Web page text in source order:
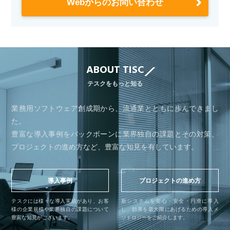
Webからのお問い合わせ
ABOUT TISC
テスクをもっと知る
業務用ソフトウェア創成期から、流通業とともに歩んできまし
た。
豊富な導入事例をバックボーンに業界独自の課題とその対策、
プロジェクトの進め方など、豊富な知見を有しています。
導入事例
テスクには様々な導入実績があり、お客
様の企業規模や業界独自の課題について
豊富な知見がございます。
プロジェクトの進め方
新システムを安心・安全・円滑に導入
し、効果を最大限にあげるための導入メ
ソドロジーをご紹介します。